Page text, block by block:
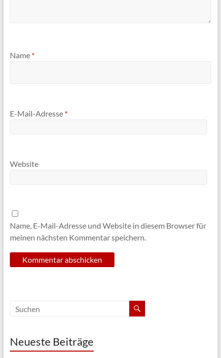
Name *
E-Mail-Adresse *
Website
Name, E-Mail-Adresse und Website in diesem Browser für
meinen nächsten Kommentar speichern.
Neueste Beiträge